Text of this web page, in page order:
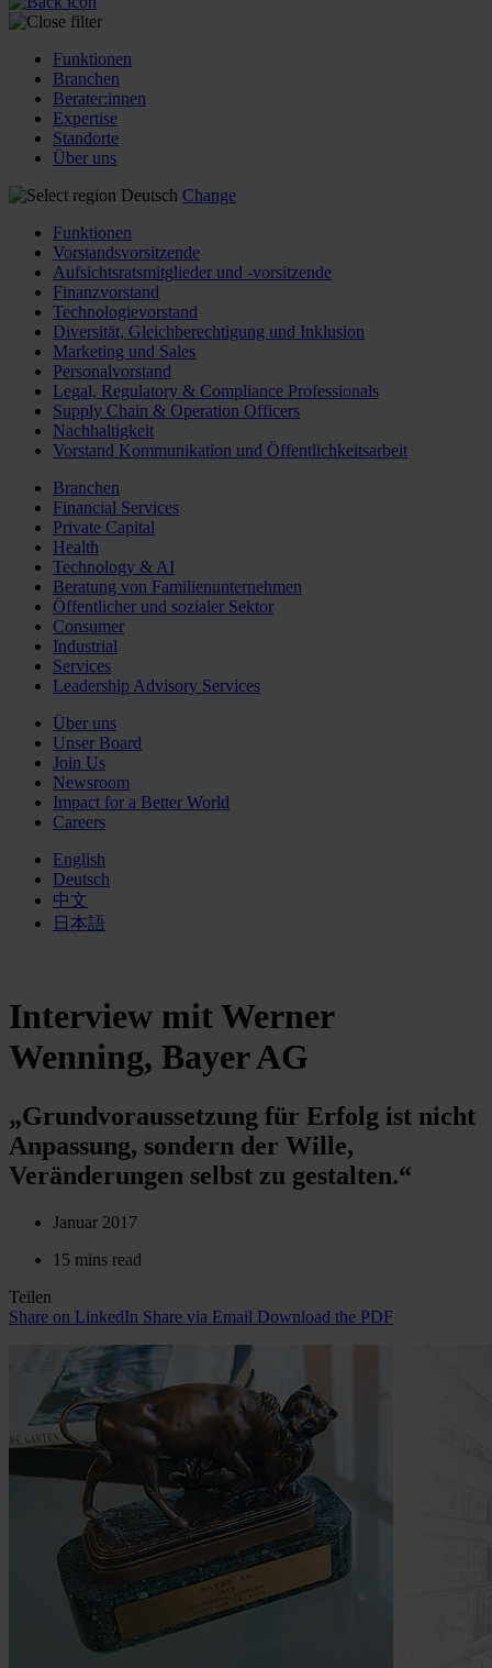
Funktionen
Branchen
Berater:innen
Expertise
Standorte
Über uns
Deutsch Change
Funktionen
Vorstandsvorsitzende
Aufsichtsratsmitglieder und -vorsitzende
Finanzvorstand
Technologievorstand
Diversität, Gleichberechtigung und Inklusion
Marketing und Sales
Personalvorstand
Legal, Regulatory & Compliance Professionals
Supply Chain & Operation Officers
Nachhaltigkeit
Vorstand Kommunikation und Öffentlichkeitsarbeit
Branchen
Financial Services
Private Capital
Health
Technology & AI
Beratung von Familienunternehmen
Öffentlicher und sozialer Sektor
Consumer
Industrial
Services
Leadership Advisory Services
Über uns
Unser Board
Join Us
Newsroom
Impact for a Better World
Careers
English
Deutsch
中文
日本語
Interview mit Werner
Wenning, Bayer AG
„Grundvor­aussetzung für Erfolg ist nicht
Anpassung, sondern der Wille,
Veränderungen selbst zu gestalten.“
Januar 2017
15 mins read
Teilen
Share on LinkedIn Share via Email Download the PDF